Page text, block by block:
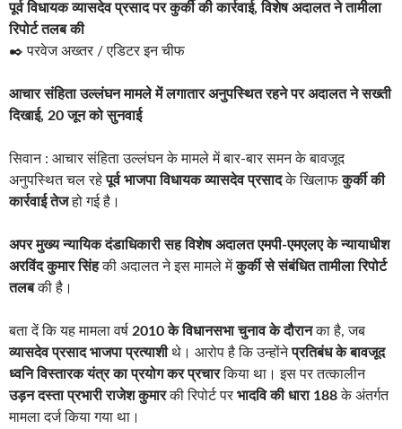
पूर्व विधायक व्यासदेव प्रसाद पर कुर्की की कार्रवाई, विशेष अदालत ने तामीला
रिपोर्ट तलब की
✒️ परवेज अख्तर / एडिटर इन चीफ
आचार संहिता उल्लंघन मामले में लगातार अनुपस्थित रहने पर अदालत ने सख्ती
दिखाई, 20 जून को सुनवाई
सिवान : आचार संहिता उल्लंघन के मामले में बार-बार समन के बावजूद
अनुपस्थित चल रहेपूर्व भाजपा विधायक व्यासदेव प्रसादके खिलाफकुर्की की
कार्रवाई तेजहो गई है।
अपर मुख्य न्यायिक दंडाधिकारी सह विशेष अदालत एमपी-एमएलए के न्यायाधीश
अरविंद कुमार सिंहकी अदालत ने इस मामले मेंकुर्की से संबंधित तामीला रिपोर्ट
तलबकी है।
बता दें कि यह मामला वर्ष 2010 के विधानसभा चुनाव के दौरानका है, जब
व्यासदेव प्रसाद भाजपा प्रत्याशीथे। आरोप है कि उन्होंनेप्रतिबंध के बावजूद
ध्वनि विस्तारक यंत्र का प्रयोग कर प्रचारकिया था। इस पर तत्कालीन
उड़न दस्ता प्रभारी राजेश कुमारकी रिपोर्ट पर भादवि की धारा 188के अंतर्गत
मामला दर्ज किया गया था।